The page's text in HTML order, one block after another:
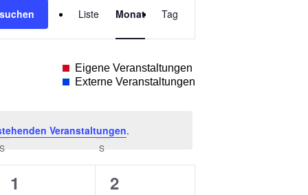
Veranstaltungen.
Ansichten-
Navigation
Liste Monat Tag
Eigene Veranstaltungen
Externe Veranstaltungen
SSAMSTAG SSONNTAG
0
1
0
2